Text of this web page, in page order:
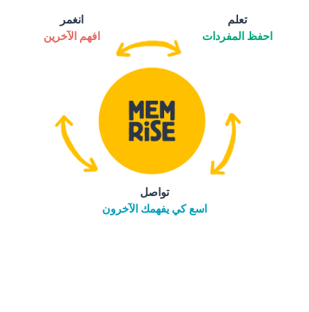
تعلم
احفظ المفردات
انغمر
افهم الآخرين
تواصل
اسع كي يفهمك الآخرون